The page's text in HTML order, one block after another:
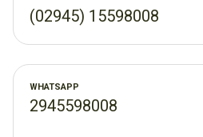
(02945) 15598008
WHATSAPP
2945598008